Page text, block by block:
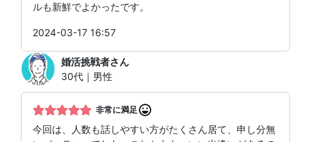
ルも新鮮でよかったです。
2024-03-17 16:57
婚活挑戦者さん
30代｜男性
非常に満足
今回は、人数も話しやすい方がたくさん居て、申し分無